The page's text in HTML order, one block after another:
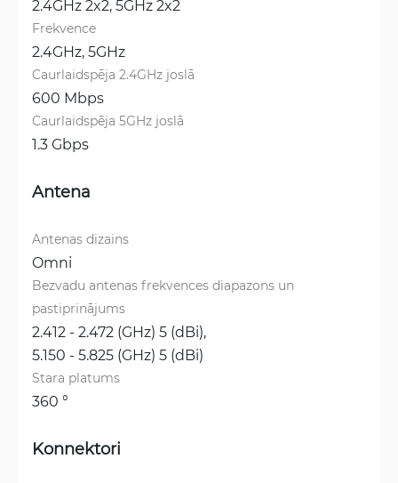
2.4GHz 2x2, 5GHz 2x2
Frekvence
2.4GHz, 5GHz
Caurlaidspēja 2.4GHz joslā
600 Mbps
Caurlaidspēja 5GHz joslā
1.3 Gbps
Antena
Antenas dizains
Omni
Bezvadu antenas frekvences diapazons un
pastiprinājums
2.412 - 2.472 (GHz) 5 (dBi),
5.150 - 5.825 (GHz) 5 (dBi)
Stara platums
360 °
Konnektori